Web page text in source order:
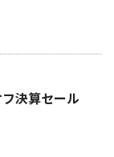
決算セール